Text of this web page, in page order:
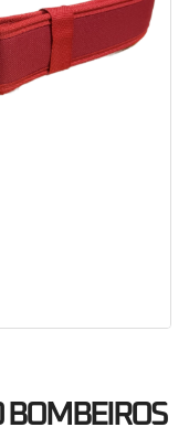
BOMBEIROS